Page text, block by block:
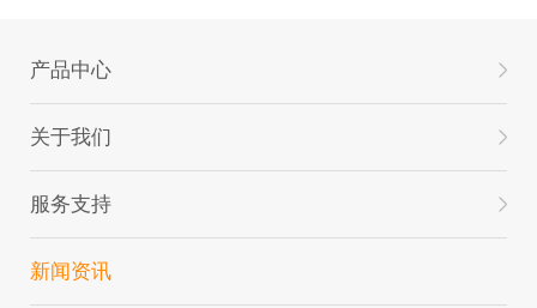
产品中心
关于我们
服务支持
新闻资讯